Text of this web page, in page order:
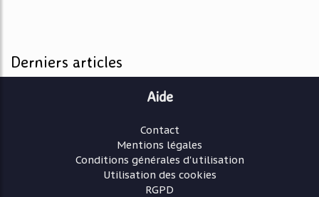
Derniers articles
Aide
Contact
Mentions légales
Conditions générales d'utilisation
Utilisation des cookies
RGPD